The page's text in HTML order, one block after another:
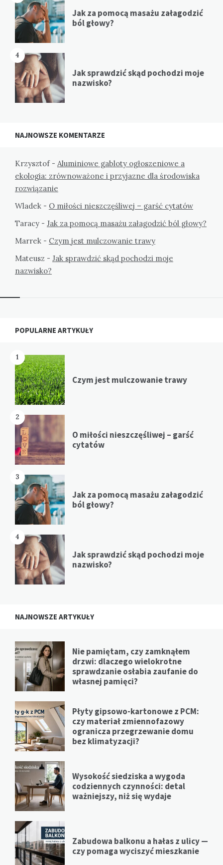
Jak za pomocą masażu załagodzić
ból głowy?
4
Jak sprawdzić skąd pochodzi moje
nazwisko?
NAJNOWSZE KOMENTARZE
Krzysztof- Aluminiowe gabloty ogłoszeniowe a
ekologia: zrównoważone i przyjazne dla środowiska
rozwiązanie
Wladek - O miłości nieszczęśliwej – garść cytatów
Taracy - Jak za pomocą masażu załagodzić ból głowy?
Marrek - Czym jest mulczowanie trawy
Mateusz - Jak sprawdzić skąd pochodzi moje
nazwisko?
Widgets
POPULARNE ARTYKUŁY
1
Czym jest mulczowanie trawy
2
O miłości nieszczęśliwej – garść
cytatów
3
Jak za pomocą masażu załagodzić
ból głowy?
4
Jak sprawdzić skąd pochodzi moje
nazwisko?
NAJNOWSZE ARTYKUŁY
Nie pamiętam, czy zamknąłem
drzwi: dlaczego wielokrotne
sprawdzanie osłabia zaufanie do
własnej pamięci?
Płyty gipsowo-kartonowe z PCM:
czy materiał zmiennofazowy
ogranicza przegrzewanie domu
bez klimatyzacji?
Wysokość siedziska a wygoda
codziennych czynności: detal
ważniejszy, niż się wydaje
Zabudowa balkonu a hałas z ulicy —
czy pomaga wyciszyć mieszkanie